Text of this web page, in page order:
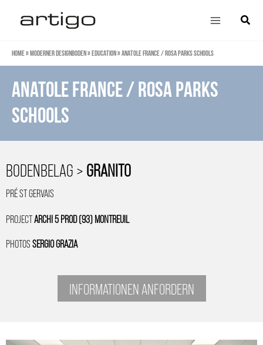
springen
Main
Suche
Home»Moderner Designboden»Education»Anatole France / Rosa Parks schools
Anatole France / Rosa Parks
schools
BODENBELAG >GRANITO
PRÉ ST GERVAIS
PROJECTARCHI 5 PROD (93) MONTREUIL
PHOTOSSERGIO GRAZIA
INFORMATIONEN ANFORDERN